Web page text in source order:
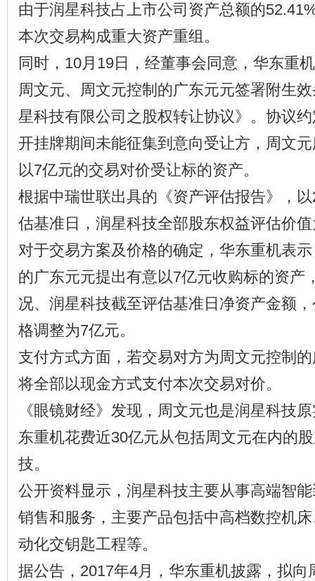
由于润星科技占上市公司资产总额的
本次交易构成重大资产重组。
同时，10月19日，经董事会同意，华东重
周文元、周文元控制的广东元元签署附生
星科技有限公司之股权转让协议》。协议
开挂牌期间未能征集到意向受让方，周文
以7亿元的交易对价受让标的资产。
根据中瑞世联出具的《资产评估报告》，
估基准日，润星科技全部股东权益评估价
对于交易方案及价格的确定，华东重机表
的广东元元提出有意以7亿元收购标的资产
况、润星科技截至评估基准日净资产金额
格调整为7亿元。
支付方式方面，若交易对方为周文元控制
将全部以现金方式支付本次交易对价。
《眼镜财经》发现，周文元也是润星科技
东重机花费近30亿元从包括周文元在内的
技。
公开资料显示，润星科技主要从事高端智
销售和服务，主要产品包括中高档数控机
动化交钥匙工程等。
据公告，2017年4月，华东重机披露，拟向